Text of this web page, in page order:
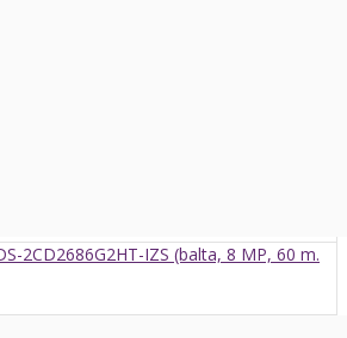
2CD2686G2HT-IZS (balta, 8 MP, 60 m.